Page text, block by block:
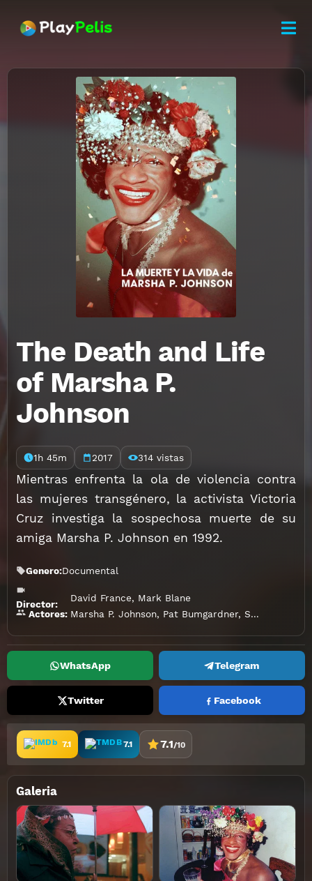
The Death and Life
of Marsha P.
Johnson
1h 45m 2017 314 vistas
Mientras enfrenta la ola de violencia contra
las mujeres transgénero, la activista Victoria
Cruz investiga la sospechosa muerte de su
amiga Marsha P. Johnson en 1992.
Genero:Documental
Director:
David France, Mark Blane
Actores: Marsha P. Johnson, Pat Bumgardner, Sylvia Rivera
WhatsApp Telegram
Twitter Facebook
7.1 7.1 7.1/10
Galeria